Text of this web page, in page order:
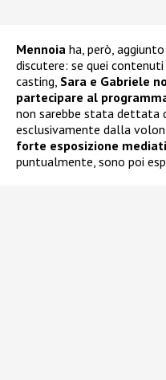
Mennoia ha, però,
discutere: se quei
casting, Sara e Gabriele
partecipare al
non sarebbe stata dettata
esclusivamente dalla
forte esposizione
puntualmente, sono poi